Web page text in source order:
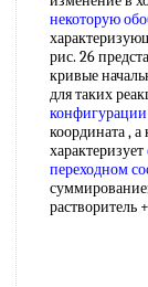
некоторую
рис. 26
кривые
для таких
конфигурации
координата ,
характеризует
переходном
растворитель